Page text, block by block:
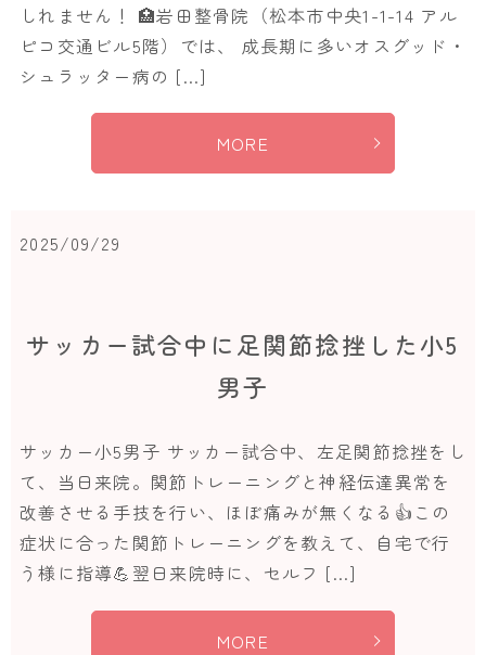
しれません！ 🏥岩田整骨院（松本市中央1-1-14 アル
ピコ交通ビル5階）では、 成長期に多いオスグッド・
シュラッター病の […]
MORE
2025/09/29
サッカー試合中に足関節捻挫した小5
男子
サッカー小5男子 サッカー試合中、左足関節捻挫をし
て、当日来院。関節トレーニングと神経伝達異常を
改善させる手技を行い、ほぼ痛みが無くなる👍この
症状に合った関節トレーニングを教えて、自宅で行
う様に指導💪翌日来院時に、セルフ […]
MORE